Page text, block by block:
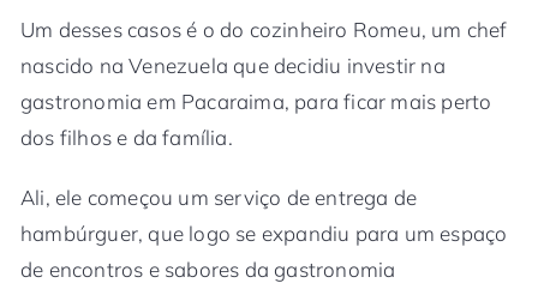
Um desses casos é o do cozinheiro Romeu, um chef
nascido na Venezuela que decidiu investir na
gastronomia em Pacaraima, para ficar mais perto
dos filhos e da família.
Ali, ele começou um serviço de entrega de
hambúrguer, que logo se expandiu para um espaço
de encontros e sabores da gastronomia